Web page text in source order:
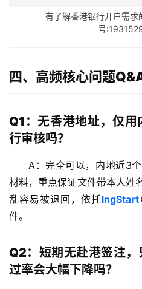
金
融
照
问
社
区
生
合
作
有了解香港银行开户需求
号
四、高频核心问题
Q1：无香港地址，仅
行审核吗？
A：完全可以，内地近3
材料，重点保证文件带本人姓
乱容易被退回，依托lngStart
件。
Q2：短期无赴港签注
过率会大幅下降吗？